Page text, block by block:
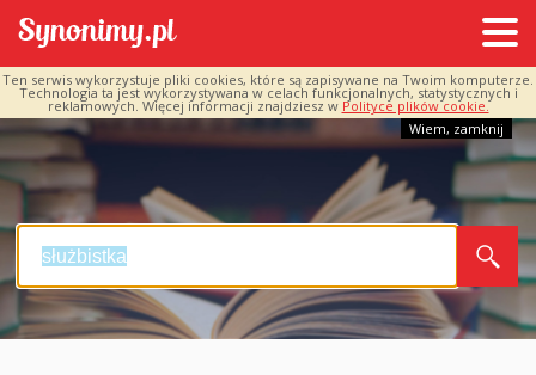
Ten serwis wykorzystuje pliki cookies, które są zapisywane na Twoim komputerze.
Technologia ta jest wykorzystywana w celach funkcjonalnych, statystycznych i
reklamowych. Więcej informacji znajdziesz w Polityce plików cookie.
Wiem, zamknij